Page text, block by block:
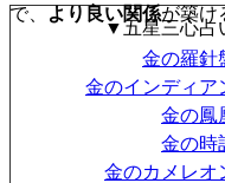
で、
より良い関係が築け
▼五星三心占
金の羅針
金のインディア
金の鳳
金の時
金のカメレオ